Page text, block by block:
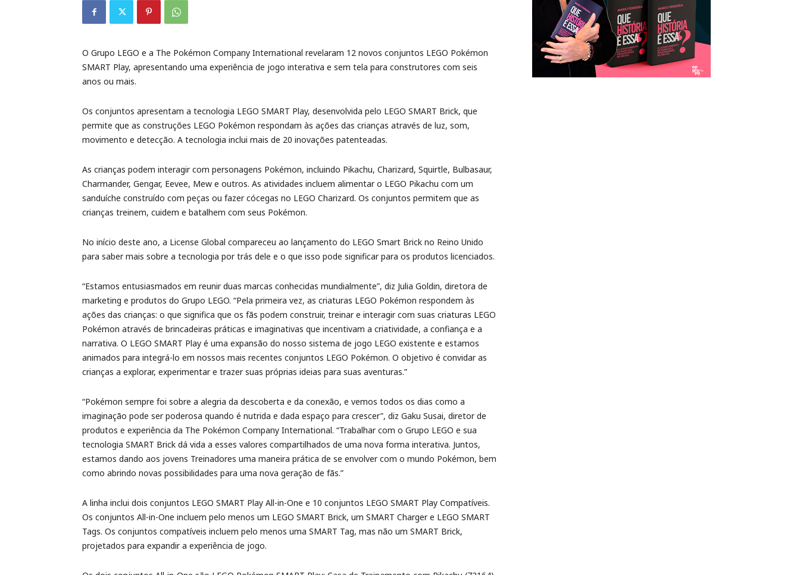
O Grupo LEGO e a The Pokémon Company International revelaram 12 novos conjuntos LEGO Pokémon
SMART Play, apresentando uma experiência de jogo interativa e sem tela para construtores com seis
anos ou mais.
Os conjuntos apresentam a tecnologia LEGO SMART Play, desenvolvida pelo LEGO SMART Brick, que
permite que as construções LEGO Pokémon respondam às ações das crianças através de luz, som,
movimento e detecção. A tecnologia inclui mais de 20 inovações patenteadas.
As crianças podem interagir com personagens Pokémon, incluindo Pikachu, Charizard, Squirtle, Bulbasaur,
Charmander, Gengar, Eevee, Mew e outros. As atividades incluem alimentar o LEGO Pikachu com um
sanduíche construído com peças ou fazer cócegas no LEGO Charizard. Os conjuntos permitem que as
crianças treinem, cuidem e batalhem com seus Pokémon.
No início deste ano, a License Global compareceu ao lançamento do LEGO Smart Brick no Reino Unido
para saber mais sobre a tecnologia por trás dele e o que isso pode significar para os produtos licenciados.
“Estamos entusiasmados em reunir duas marcas conhecidas mundialmente”, diz Julia Goldin, diretora de
marketing e produtos do Grupo LEGO. “Pela primeira vez, as criaturas LEGO Pokémon respondem às
ações das crianças: o que significa que os fãs podem construir, treinar e interagir com suas criaturas LEGO
Pokémon através de brincadeiras práticas e imaginativas que incentivam a criatividade, a confiança e a
narrativa. O LEGO SMART Play é uma expansão do nosso sistema de jogo LEGO existente e estamos
animados para integrá-lo em nossos mais recentes conjuntos LEGO Pokémon. O objetivo é convidar as
crianças a explorar, experimentar e trazer suas próprias ideias para suas aventuras.”
“Pokémon sempre foi sobre a alegria da descoberta e da conexão, e vemos todos os dias como a
imaginação pode ser poderosa quando é nutrida e dada espaço para crescer”, diz Gaku Susai, diretor de
produtos e experiência da The Pokémon Company International. “Trabalhar com o Grupo LEGO e sua
tecnologia SMART Brick dá vida a esses valores compartilhados de uma nova forma interativa. Juntos,
estamos dando aos jovens Treinadores uma maneira prática de se envolver com o mundo Pokémon, bem
como abrindo novas possibilidades para uma nova geração de fãs.”
A linha inclui dois conjuntos LEGO SMART Play All-in-One e 10 conjuntos LEGO SMART Play Compatíveis.
Os conjuntos All-in-One incluem pelo menos um LEGO SMART Brick, um SMART Charger e LEGO SMART
Tags. Os conjuntos compatíveis incluem pelo menos uma SMART Tag, mas não um SMART Brick,
projetados para expandir a experiência de jogo.